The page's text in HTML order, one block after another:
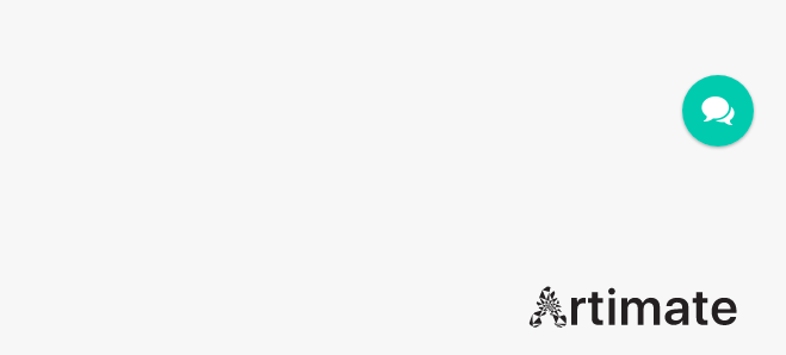
Продолжая использовать сайт, вы соглашаетесь
Принимаю